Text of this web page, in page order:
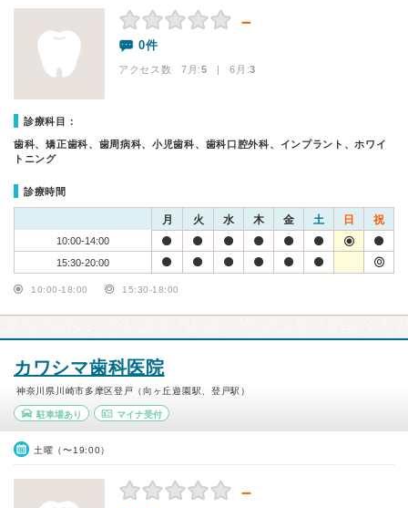
－
0件
アクセス数 7月:5 | 6月:3
診療科目：
歯科、矯正歯科、歯周病科、小児歯科、歯科口腔外科、インプラント、ホワイ
トニング
診療時間
月 火 水 木 金 土 日 祝
10:00-14:00
15:30-20:00
10:00-18:00 15:30-18:00
カワシマ歯科医院
神奈川県川崎市多摩区登戸（向ヶ丘遊園駅、登戸駅）
駐車場あり マイナ受付
土曜（〜19:00）
－